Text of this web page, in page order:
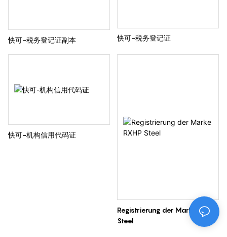
快可-税务登记证副本 快可-税务登记证
快可-机构信用代码证
Registrierung der Marke RXHP
Steel